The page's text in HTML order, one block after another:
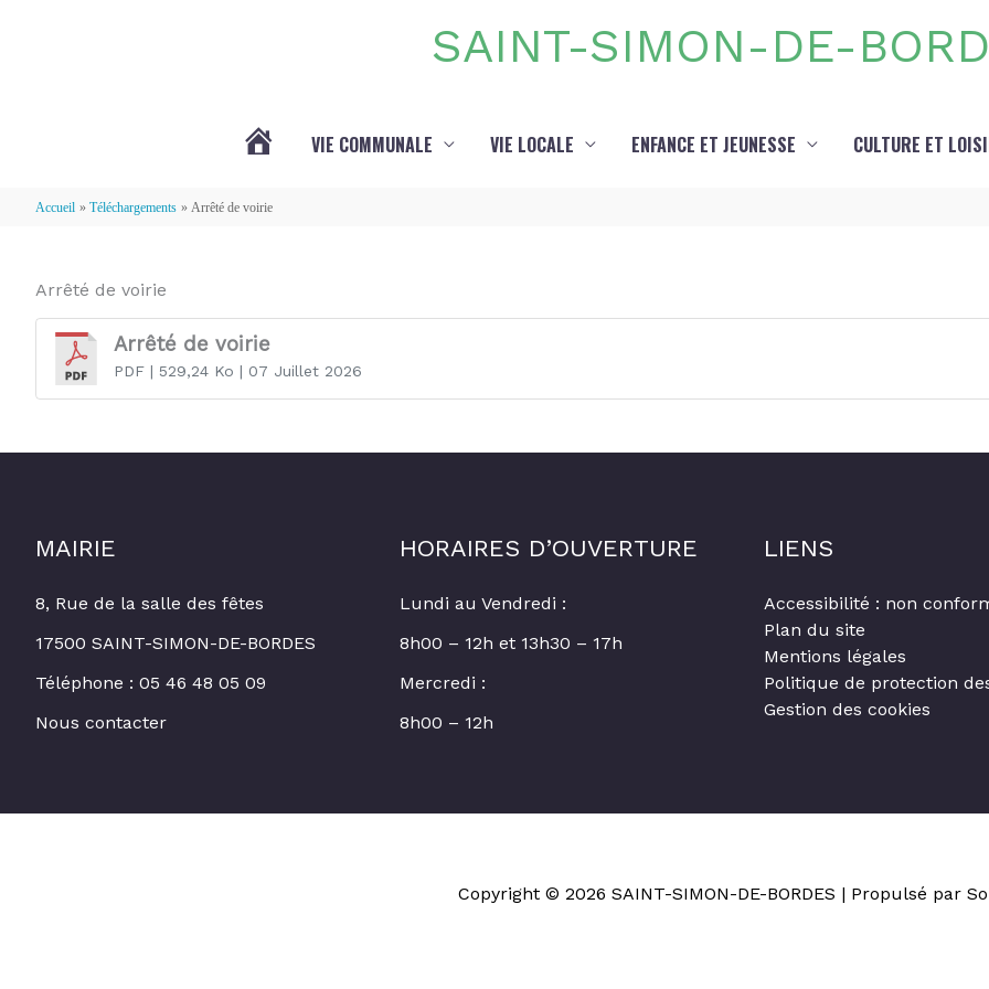
SAINT-SIMON-DE-
VIE COMMUNALE VIE LOCALE ENFANCE ET JEUNESSE CULTURE ET
Accueil Téléchargements Arrêté de voirie
Arrêté de voirie
Arrêté de voirie
PDF | 529,24 Ko | 07 Juillet 2026
MAIRIE
8, Rue de la salle des fêtes
17500 SAINT-SIMON-DE-BORDES
Téléphone : 05 46 48 05 09
Nous contacter
HORAIRES D’OUVERTURE
Lundi au Vendredi :
8h00 – 12h et 13h30 – 17h
Mercredi :
8h00 – 12h
LIENS
Accessibilité : non
Plan du site
Mentions légales
Politique de protection
Gestion des cookies
Copyright © 2026 SAINT-SIMON-DE-BORDES | Propulsé par